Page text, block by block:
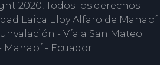
2020, Todos los derechos
Laica Eloy Alfaro de Manabí
- Vía a San Mateo
Manabí - Ecuador